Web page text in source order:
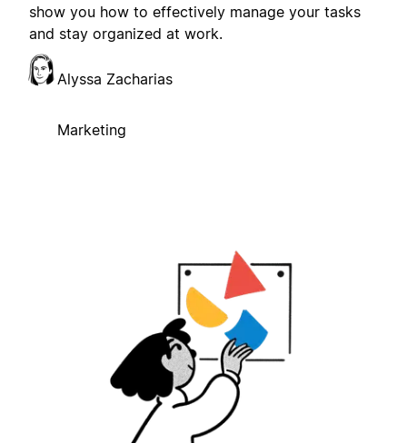
show you how to effectively manage your tasks
and stay organized at work.
Alyssa Zacharias
Marketing